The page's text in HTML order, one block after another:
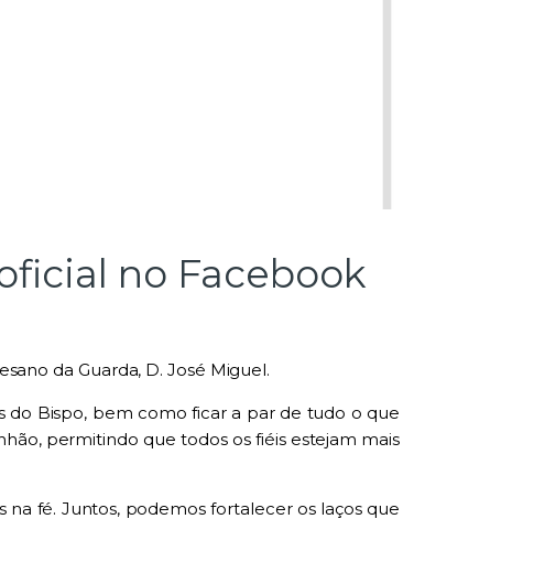
no Facebook
da Guarda, D. José Miguel.
do Bispo, bem como ficar a par de tudo o que
permitindo que todos os fiéis estejam mais
fé. Juntos, podemos fortalecer os laços que